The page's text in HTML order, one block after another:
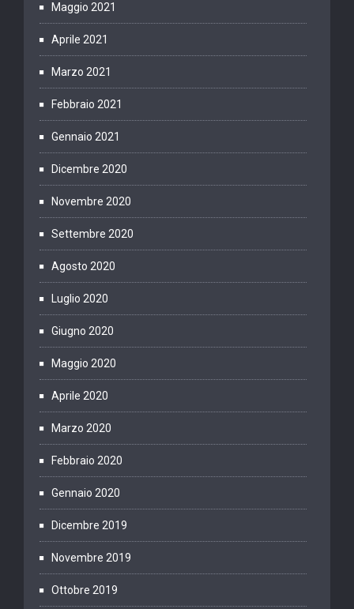
Maggio 2021
Aprile 2021
Marzo 2021
Febbraio 2021
Gennaio 2021
Dicembre 2020
Novembre 2020
Settembre 2020
Agosto 2020
Luglio 2020
Giugno 2020
Maggio 2020
Aprile 2020
Marzo 2020
Febbraio 2020
Gennaio 2020
Dicembre 2019
Novembre 2019
Ottobre 2019